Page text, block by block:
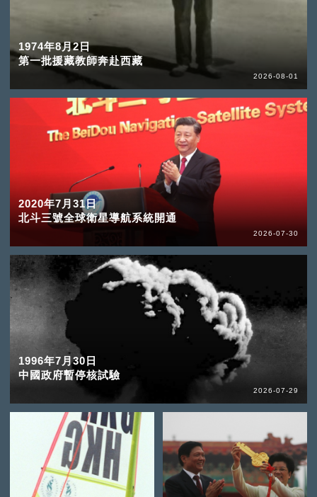
1974年8月2日
第一批援藏教師奔赴西藏
2026-08-01
2020年7月31日
北斗三號全球衛星導航系統開通
2026-07-30
1996年7月30日
中國政府暫停核試驗
2026-07-29